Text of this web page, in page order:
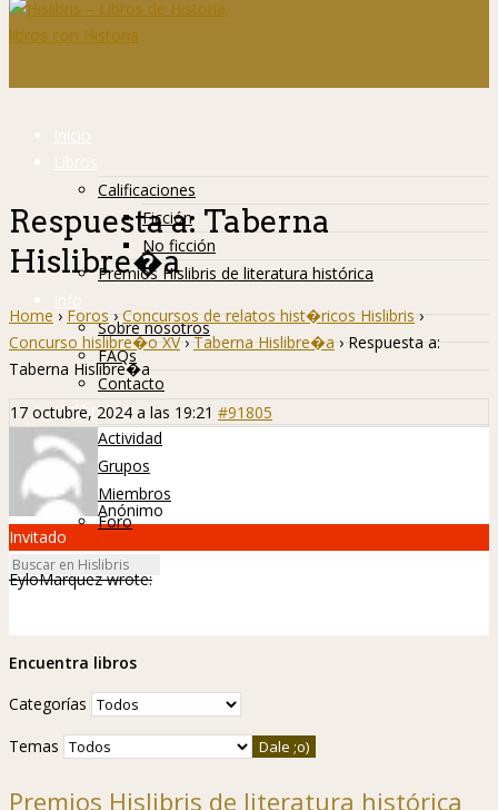
Inicio
Libros
Calificaciones
Ficción
No ficción
Premios Hislibris de literatura histórica
Info
Sobre nosotros
FAQs
Contacto
Hislibreños
Actividad
Grupos
Miembros
Foro
Respuesta a: Taberna
Hislibre�a
Home › Foros › Concursos de relatos hist�ricos Hislibris ›
Concurso hislibre�o XV › Taberna Hislibre�a › Respuesta a:
Taberna Hislibre�a
17 octubre, 2024 a las 19:21 #91805
Anónimo
Invitado
EyloMarquez wrote:
Encuentra libros
Categorías
Temas
Premios Hislibris de literatura histórica